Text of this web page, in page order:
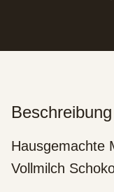
Beschreibung
Hausgemachte
Vollmilch